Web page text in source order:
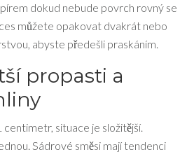
dokud nebude povrch rovný se
můžete opakovat dvakrát nebo
abyste předešli praskáním.
propasti a
centimetr, situace je složitější.
Sádrové směsi mají tendenci